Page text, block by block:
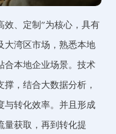
效、定制”为核心，具有
大湾区市场，熟悉本地
合本地企业场景。技术
，结合大数据分析，
与转化效率。并且形成
量获取，再到转化提